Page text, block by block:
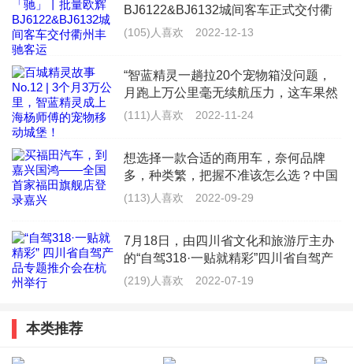
油箱加太满的危害
个人感觉不适宜加满，适宜加80%。原因如下：
1.加满增加车辆负担使油耗增加
这点的影响对于多数人而言可以忽略，因为大家伙儿普
遍不在乎这么点重量，但是还是要提一下。就像我以前
耗......
2.有引发火灾的危险
油箱加太满的时候，汽油体积膨胀可能会撑破油箱，汽
BJ6122&BJ6132城间客车正式交付衢
州市丰驰客运有限公司（以下简称“衢
景区旅
(105)人喜欢 2022-12-13
“智蓝精灵一趟拉20个宠物箱没问题，
月跑上万公里毫无续航压力，这车果然
是&lsquo;能跑能装&rsquo;的VAN界天
(111)人喜欢 2022-11-24
想选择一款合适的商用车，奈何品牌
多，种类繁，把握不准该怎么选？中国
商用车领军品牌福田汽车给你最佳答
的用车
(113)人喜欢 2022-09-29
7月18日，由四川省文化和旅游厅主办
的“自驾318·一贴就精彩”四川省自驾产
品专题推介会在杭州举办。推介会上，
(219)人喜欢 2022-07-19
本类推荐